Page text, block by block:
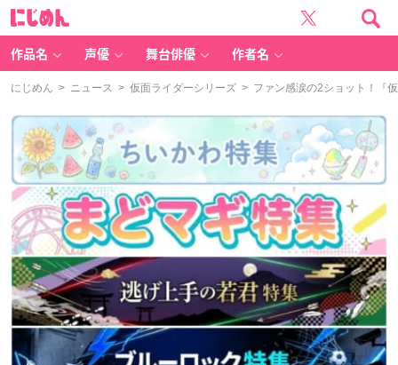
作品名 声優 舞台俳優 作者名
にじめん > ニュース > 仮面ライダーシリーズ > ファン感涙の2ショット！『